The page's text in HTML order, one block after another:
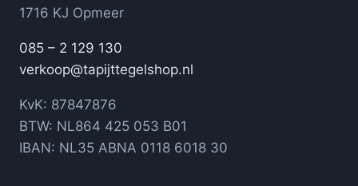
1716 KJ Opmeer
085 – 2 129 130
verkoop@tapijttegelshop.nl
KvK: 87847876
BTW: NL864 425 053 B01
IBAN: NL35 ABNA 0118 6018 30